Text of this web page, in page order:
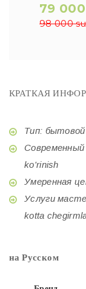
79
98 000
КРАТКАЯ
Тип: бытовой
ko'rinish
Умеренная
Услуги
kotta
на Русском